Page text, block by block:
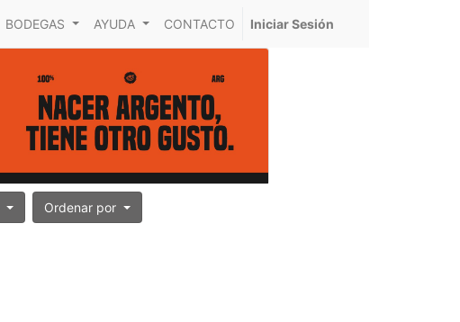
BODEGAS AYUDA CONTACTO Iniciar Sesión
Ordenar por